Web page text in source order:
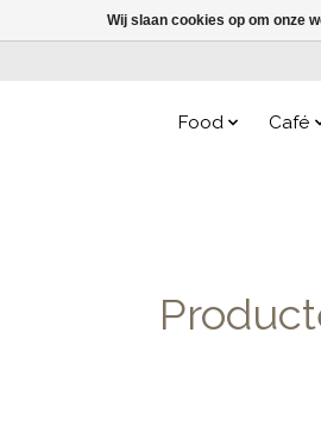
Food Café
Wij slaan cookies op om onze